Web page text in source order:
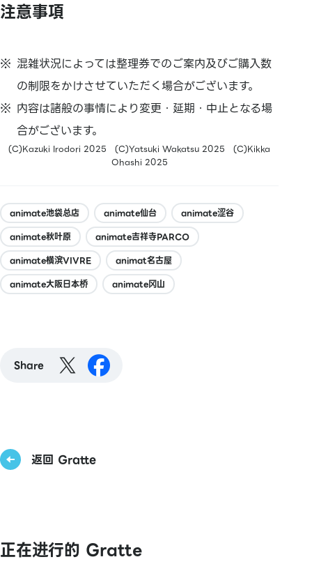
注意事項
混雑状況によっては整理券でのご案内及びご購入数
の制限をかけさせていただく場合がございます。
内容は諸般の事情により変更・延期・中止となる場
合がございます。
(C)Kazuki Irodori 2025 (C)Yatsuki Wakatsu 2025 (C)Kikka
Ohashi 2025
animate池袋总店 animate仙台
animate涩谷
animate秋叶原
animate吉祥寺PARCO
animate横滨VIVRE
animat名古屋
animate大阪日本桥
animate冈山
Share
返回 Gratte
正在进行的 Gratte